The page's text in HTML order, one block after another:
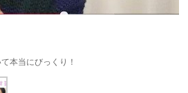
本当にびっくり！